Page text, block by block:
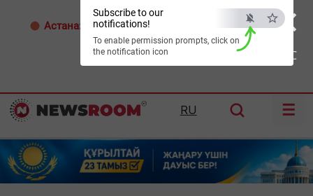
×
ESC
Subscribe to our
notifications!
To enable permission prompts, click on
the notification icon
Астана: 29°C Алматы: Шымкент:35°C
RU ☰